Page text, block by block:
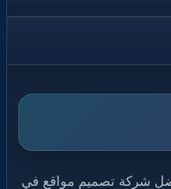
شركة تصميم مواقع في